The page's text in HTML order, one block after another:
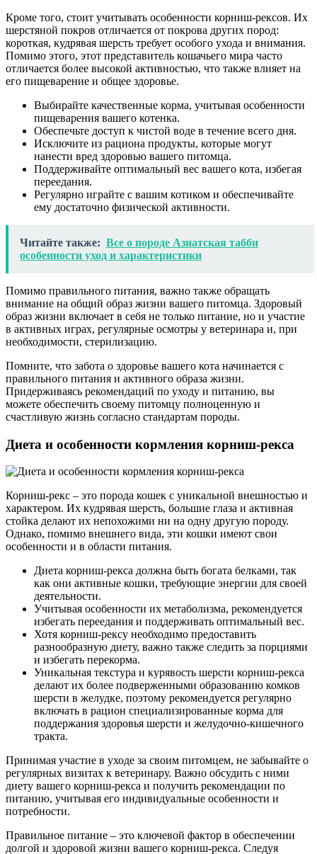
Кроме того, стоит учитывать особенности корниш-рексов. Их
шерстяной покров отличается от покрова других пород:
короткая, кудрявая шерсть требует особого ухода и внимания.
Помимо этого, этот представитель кошачьего мира часто
отличается более высокой активностью, что также влияет на
его пищеварение и общее здоровье.
Выбирайте качественные корма, учитывая особенности
пищеварения вашего котенка.
Обеспечьте доступ к чистой воде в течение всего дня.
Исключите из рациона продукты, которые могут
нанести вред здоровью вашего питомца.
Поддерживайте оптимальный вес вашего кота, избегая
переедания.
Регулярно играйте с вашим котиком и обеспечивайте
ему достаточно физической активности.
Читайте также: Все о породе Азиатская табби
особенности уход и характеристики
Помимо правильного питания, важно также обращать
внимание на общий образ жизни вашего питомца. Здоровый
образ жизни включает в себя не только питание, но и участие
в активных играх, регулярные осмотры у ветеринара и, при
необходимости, стерилизацию.
Помните, что забота о здоровье вашего кота начинается с
правильного питания и активного образа жизни.
Придерживаясь рекомендаций по уходу и питанию, вы
можете обеспечить своему питомцу полноценную и
счастливую жизнь согласно стандартам породы.
Диета и особенности кормления корниш-рекса
Корниш-рекс – это порода кошек с уникальной внешностью и
характером. Их кудрявая шерсть, большие глаза и активная
стойка делают их непохожими ни на одну другую породу.
Однако, помимо внешнего вида, эти кошки имеют свои
особенности и в области питания.
Диета корниш-рекса должна быть богата белками, так
как они активные кошки, требующие энергии для своей
деятельности.
Учитывая особенности их метаболизма, рекомендуется
избегать переедания и поддерживать оптимальный вес.
Хотя корниш-рексу необходимо предоставить
разнообразную диету, важно также следить за порциями
и избегать перекорма.
Уникальная текстура и курявость шерсти корниш-рекса
делают их более подверженными образованию комков
шерсти в желудке, поэтому рекомендуется регулярно
включать в рацион специализированные корма для
поддержания здоровья шерсти и желудочно-кишечного
тракта.
Принимая участие в уходе за своим питомцем, не забывайте о
регулярных визитах к ветеринару. Важно обсудить с ними
диету вашего корниш-рекса и получить рекомендации по
питанию, учитывая его индивидуальные особенности и
потребности.
Правильное питание – это ключевой фактор в обеспечении
долгой и здоровой жизни вашего корниш-рекса. Следуя